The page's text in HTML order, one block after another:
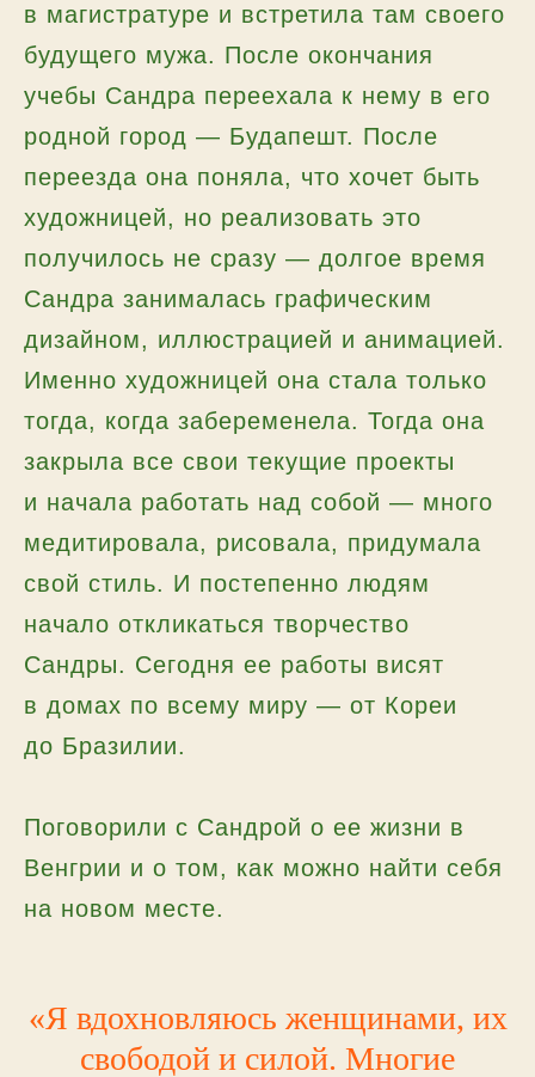
в магистратуре и встретила там своего
будущего мужа. После окончания
учебы Сандра переехала к нему в его
родной город — Будапешт. После
переезда она поняла, что хочет быть
художницей, но реализовать это
получилось не сразу — долгое время
Сандра занималась графическим
дизайном, иллюстрацией и анимацией.
Именно художницей она стала только
тогда, когда забеременела. Тогда она
закрыла все свои текущие проекты
и начала работать над собой — много
медитировала, рисовала, придумала
свой стиль. И постепенно людям
начало откликаться творчество
Сандры. Сегодня ее работы висят
в домах по всему миру — от Кореи
до Бразилии.
Поговорили с Сандрой о ее жизни в
Венгрии и о том, как можно найти себя
на новом месте.
«Я вдохновляюсь женщинами, их
свободой и силой. Многие